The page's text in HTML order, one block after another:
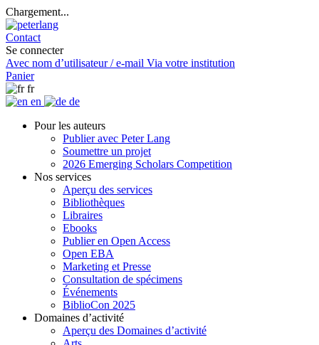
Chargement...
Contact
Se connecter
Avec nom d’utilisateur / e-mail Via votre institution
Panier
fr
en
de
Pour les auteurs
Publier avec Peter Lang
Soumettre un projet
2026 Emerging Scholars Competition
Nos services
Aperçu des services
Bibliothèques
Libraires
Ebooks
Publier en Open Access
Open EBA
Marketing et Presse
Consultation de spécimens
Événements
BiblioCon 2025
Domaines d’activité
Aperçu des Domaines d’activité